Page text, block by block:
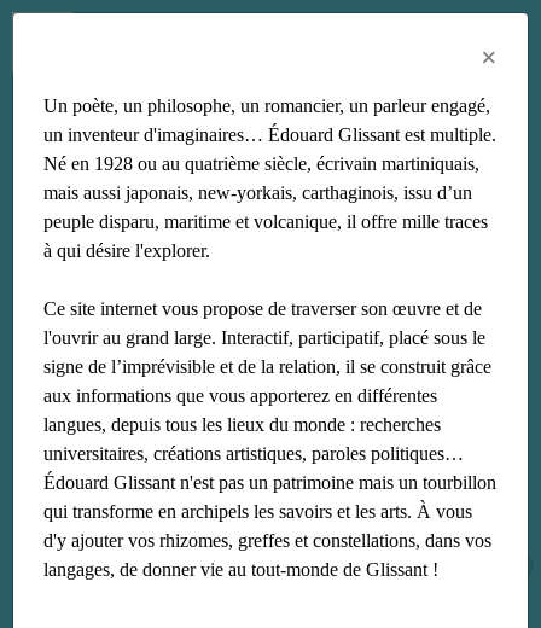
caraïbe
×
Un poète, un philosophe, un romancier, un parleur engagé,
un inventeur d'imaginaires… Édouard Glissant est multiple.
Né en 1928 ou au quatrième siècle, écrivain martiniquais,
mais aussi japonais, new-yorkais, carthaginois, issu d’un
peuple disparu, maritime et volcanique, il offre mille traces
à qui désire l'explorer.
Ce site internet vous propose de traverser son œuvre et de
l'ouvrir au grand large. Interactif, participatif, placé sous le
signe de l’imprévisible et de la relation, il se construit grâce
aux informations que vous apporterez en différentes
langues, depuis tous les lieux du monde : recherches
universitaires, créations artistiques, paroles politiques…
Édouard Glissant n'est pas un patrimoine mais un tourbillon
qui transforme en archipels les savoirs et les arts. À vous
d'y ajouter vos rhizomes, greffes et constellations, dans vos
langages, de donner vie au tout-monde de Glissant !